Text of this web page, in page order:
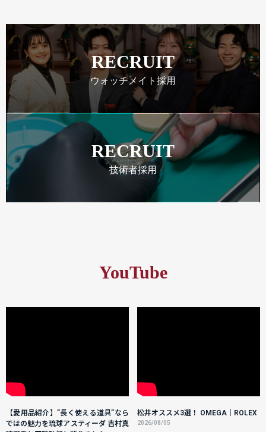
RECRUIT
ウォッチメイト採用
RECRUIT
技術者採用
YouTube
【愛用品紹介】”長く使える道具”なら
ではの魅力を琉球アスティーダ 吉村真
松井オススメ3選！ OMEGA｜ROLEX
2026/08/05